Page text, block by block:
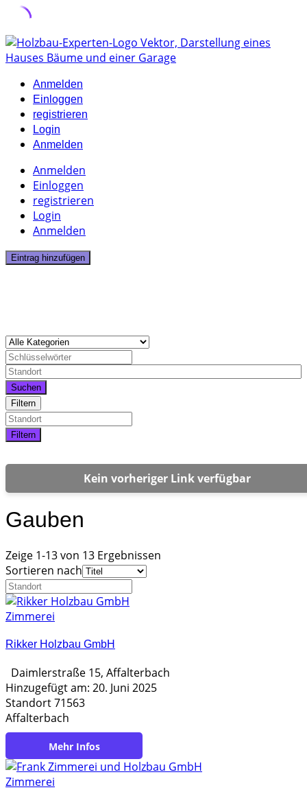
Skip
to
Anmelden
Einloggen
registrieren
Login
Anmelden
Anmelden
Einloggen
registrieren
Login
Anmelden
Eintrag hinzufügen
Suchen
Filtern
Filtern
Kein vorheriger Link verfügbar
Gauben
Zeige 1-13 von 13 Ergebnissen
Sortieren nach
Zimmerei
Rikker Holzbau GmbH
Daimlerstraße 15, Affalterbach
Hinzugefügt am: 20. Juni 2025
Standort 71563
Affalterbach
https://www.rikker.de/
Zimmerei